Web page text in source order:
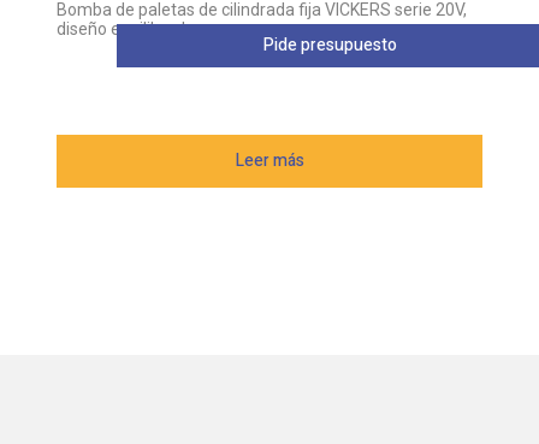
Bomba de paletas de cilindrada fija VICKERS serie 20V,
diseño equilibrado
Leer más
Pide presupuesto